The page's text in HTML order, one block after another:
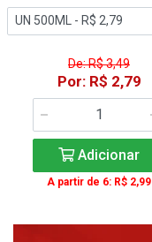
De: R$ 3,49
Por: R$ 2,79
Adicionar
A partir de 6: R$ 2,99